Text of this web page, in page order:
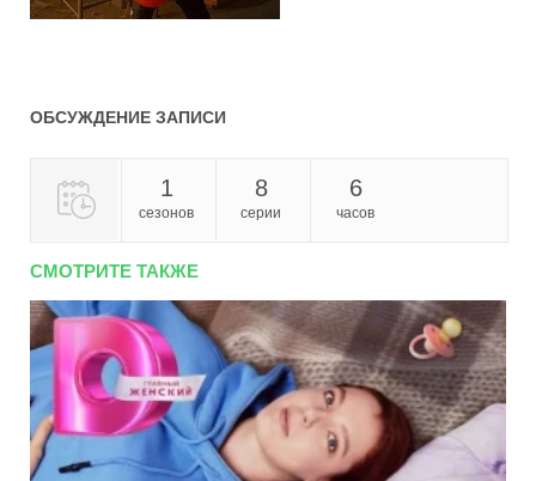
ОБСУЖДЕНИЕ ЗАПИСИ
1
сезонов
8
серии
6
часов
СМОТРИТЕ ТАКЖЕ